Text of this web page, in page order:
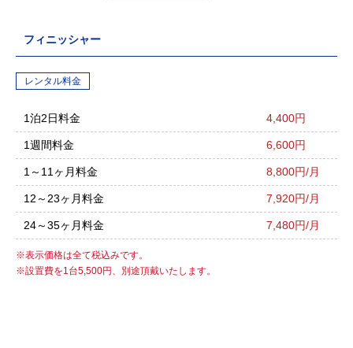
フィニッシャー
レンタル料金
1泊2日料金 4,400円
1週間料金 6,600円
1～11ヶ月料金 8,800円/月
12～23ヶ月料金 7,920円/月
24～35ヶ月料金 7,480円/月
表示価格は全て税込みです。
設置費を1台5,500円、別途頂戴いたします。